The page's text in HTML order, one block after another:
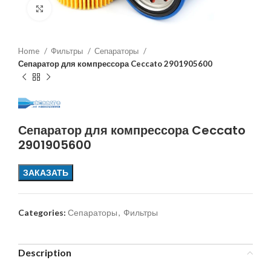
Увеличить
Home Фильтры
Сепараторы
Сепаратор для компрессора Ceccato 2901905600
Сепаратор для компрессора Ceccato
2901905600
ЗАКАЗАТЬ
Categories: Сепараторы, Фильтры
Description